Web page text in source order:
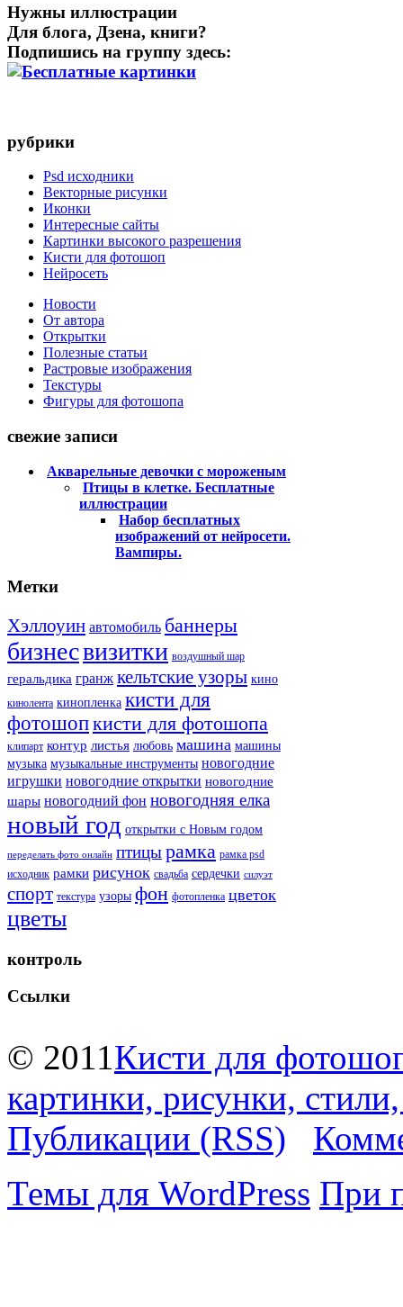
Нужны иллюстрации
Для блога, Дзена, книги?
Подпишись на группу здесь:
рубрики
Psd исходники
Векторные рисунки
Иконки
Интересные сайты
Картинки высокого разрешения
Кисти для фотошоп
Нейросеть
Новости
От автора
Открытки
Полезные статьи
Растровые изображения
Текстуры
Фигуры для фотошопа
свежие записи
Акварельные девочки с мороженым
Птицы в клетке. Бесплатные
иллюстрации
Набор бесплатных
изображений от нейросети.
Вампиры.
Метки
Хэллоуин автомобиль баннеры
бизнесвизитки воздушный шар
геральдика гранж кельтские узоры кино
кинолента кинопленка кисти для
фотошопкисти для фотошопа
клипарт контур листья любовь машина машины
музыка музыкальные инструменты новогодние
игрушки новогодние открытки новогодние
шары новогодний фон новогодняя елка
новый год открытки с Новым годом
переделать фото онлайн птицырамка рамка psd
исходник рамки рисунок свадьба сердечки силуэт
спорт текстура узоры фон фотопленка цветок
цветы
контроль
Ссылки
© 2011Кисти для
картинки, рисунки,
Публикации (RSS)
Темы для WordPress При